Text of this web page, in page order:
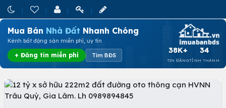
Mua Bán Nhà Đất Nhanh Chóng
Kênh bất động sản miễn phí, uy tín
+ Đăng tin miễn phí Tìm BĐS
38K+
TIN ĐĂNG
34
TỈNH THÀNH